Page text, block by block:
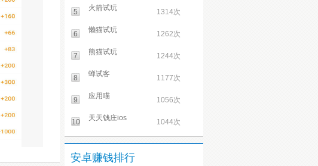
5 火箭试玩 1314次
6 懒猫试玩 1262次
7 熊猫试玩 1244次
8 蝉试客 1177次
9 应用喵 1056次
10 天天钱庄ios 1044次
安卓赚钱排行